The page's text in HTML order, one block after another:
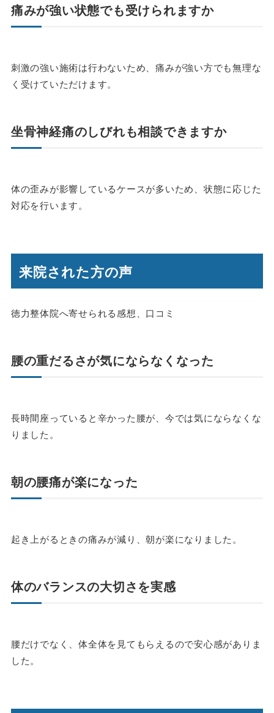
痛みが強い状態でも受けられますか
刺激の強い施術は行わないため、痛みが強い方でも無理な
く受けていただけます。
坐骨神経痛のしびれも相談できますか
体の歪みが影響しているケースが多いため、状態に応じた
対応を行います。
来院された方の声
徳力整体院へ寄せられる感想、口コミ
腰の重だるさが気にならなくなった
長時間座っていると辛かった腰が、今では気にならなくな
りました。
朝の腰痛が楽になった
起き上がるときの痛みが減り、朝が楽になりました。
体のバランスの大切さを実感
腰だけでなく、体全体を見てもらえるので安心感がありま
した。